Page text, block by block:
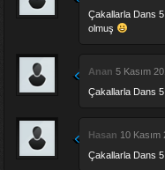
Çakallarla Dans
olmuş
Anan 5 Kasım
Çakallarla Dans
Hasan 10 Kasım
Çakallarla Dans